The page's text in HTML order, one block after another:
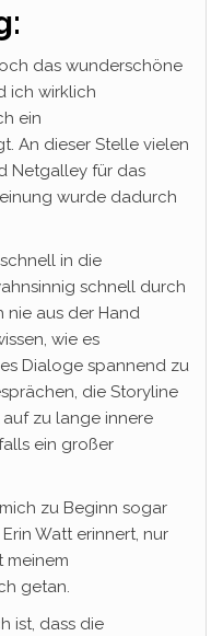
das wunderschöne
ich wirklich
ein
An dieser Stelle vielen
Netgalley für das
wurde dadurch
in die
schnell durch
nie aus der Hand
wie es
Dialoge spannend zu
die Storyline
zu lange innere
ein großer
zu Beginn sogar
Watt erinnert, nur
meinem
getan.
ist, dass die